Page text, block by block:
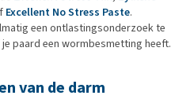
Excellent No Stress Paste.
een ontlastingsonderzoek te
paard een wormbesmetting heeft.
van de darm